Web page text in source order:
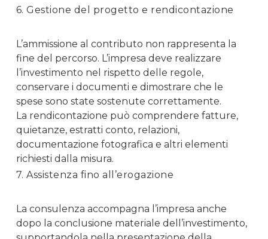
6. Gestione del progetto e rendicontazione
L’ammissione al contributo non rappresenta la
fine del percorso. L’impresa deve realizzare
l’investimento nel rispetto delle regole,
conservare i documenti e dimostrare che le
spese sono state sostenute correttamente.
La rendicontazione può comprendere fatture,
quietanze, estratti conto, relazioni,
documentazione fotografica e altri elementi
richiesti dalla misura.
7. Assistenza fino all’erogazione
La consulenza accompagna l’impresa anche
dopo la conclusione materiale dell’investimento,